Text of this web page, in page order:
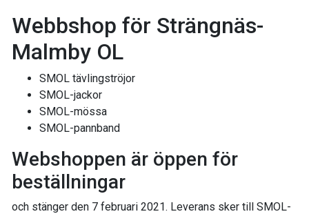
Webbshop för Strängnäs-
Malmby OL
SMOL tävlingströjor
SMOL-jackor
SMOL-mössa
SMOL-pannband
Webshoppen är öppen för
beställningar
och stänger den 7 februari 2021. Leverans sker till SMOL-